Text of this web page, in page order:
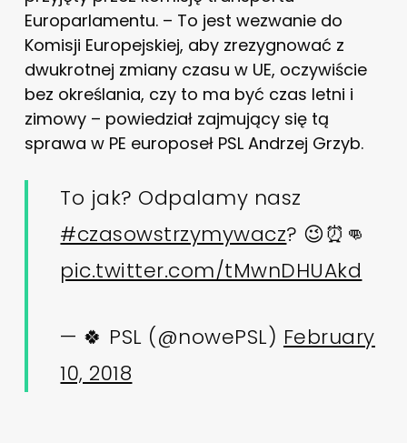
Europarlamentu. – To jest wezwanie do
Komisji Europejskiej, aby zrezygnować z
dwukrotnej zmiany czasu w UE, oczywiście
bez określania, czy to ma być czas letni i
zimowy – powiedział zajmujący się tą
sprawa w PE europoseł PSL Andrzej Grzyb.
To jak? Odpalamy nasz
#czasowstrzymywacz? 😉⏰👊
pic.twitter.com/tMwnDHUAkd
— 🍀 PSL (@nowePSL) February
10, 2018